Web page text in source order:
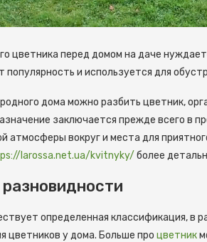
цветника перед домом на даче
популярность и используется для
дома можно разбить цветник,
заключается прежде всего в
атмосферы вокруг и места для
larossa.net.ua/kvitnyky/ более
определенная классификация, в
цветников у дома. Больше про цветник